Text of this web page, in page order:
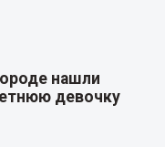
нашли
девочку